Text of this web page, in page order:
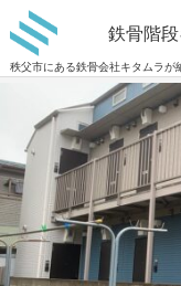
鉄骨階
秩父市にある鉄骨会社キタムラが